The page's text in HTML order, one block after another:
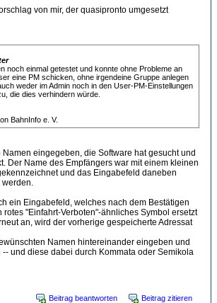
von mir, der quasipronto umgesetzt
noch einmal getestet und konnte ohne Probleme an
eine PM schicken, ohne irgendeine Gruppe anlegen
weder im Admin noch in den User-PM-Einstellungen
die dies verhindern würde.
BahnInfo e. V.
Namen eingegeben, die Software hat gesucht und
Der Name des Empfängers war mit einem kleinen
und das Eingabefeld daneben
werden.
ein Eingabefeld, welches nach dem Bestätigen
rotes "Einfahrt-Verboten"-ähnliches Symbol ersetzt
an, wird der vorherige gespeicherte Adressat
Namen hintereinander eingeben und
und diese dabei durch Kommata oder Semikola
Beitrag beantworten Beitrag zitieren